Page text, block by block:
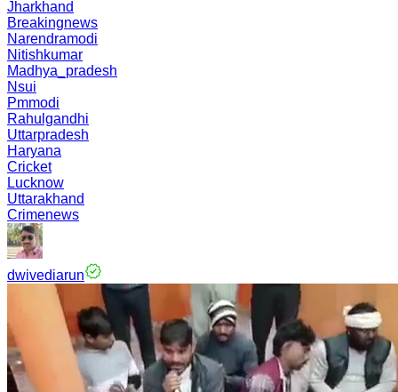
Jharkhand
Breakingnews
Narendramodi
Nitishkumar
Madhya_pradesh
Nsui
Pmmodi
Rahulgandhi
Uttarpradesh
Haryana
Cricket
Lucknow
Uttarakhand
Crimenews
dwivediarun